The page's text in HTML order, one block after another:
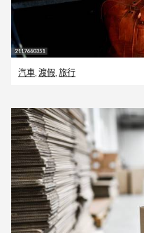
汽車 渡假 旅行